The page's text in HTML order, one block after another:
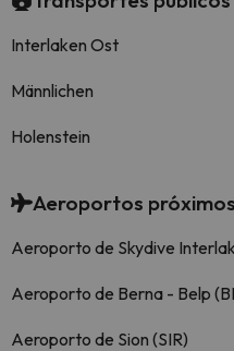
Interlaken Ost
Männlichen
Holenstein
Aeroportos próximos
Aeroporto de Skydive
Aeroporto de Berna - Belp
Aeroporto de Sion (SIR)